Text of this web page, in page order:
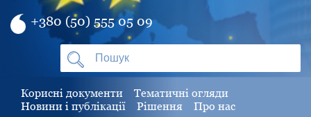
+380 (50) 555 05 09
Корисні документи
Тематичні огляди
Новини і публікації
Рішення Про нас